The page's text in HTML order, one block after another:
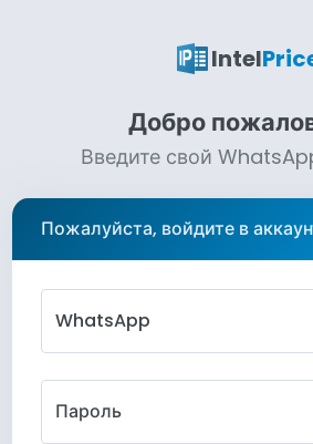
Intel
Добро
Введите свой
Пожалуйста, войдите в
WhatsApp
Пароль